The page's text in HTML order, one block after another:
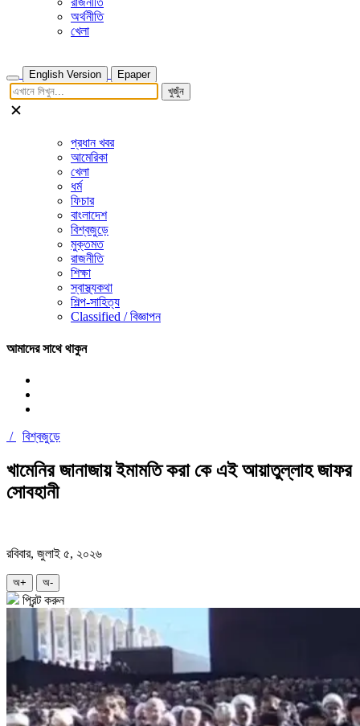
অর্থনীতি
খেলা
English Version
Epaper
খুজুঁন
প্রধান খবর
আমেরিকা
খেলা
ধর্ম
ফিচার
বাংলাদেশ
বিশ্বজুড়ে
মুক্তমত
রাজনীতি
শিক্ষা
স্বাস্থ্যকথা
শিল্প-সাহিত্য
Classified / বিজ্ঞাপন
আমাদের সাথে থাকুন
/ বিশ্বজুড়ে
খামেনির জানাজায় ইমামতি করা কে এই আয়াতুল্লাহ জাফর
সোবহানী
রবিবার, জুলাই ৫, ২০২৬
অ+ অ-
প্রিন্ট করুন